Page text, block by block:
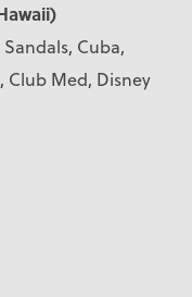
Cuba,
Club Med, Disney